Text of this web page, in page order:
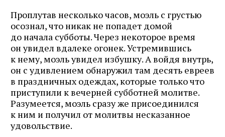
Проплутав несколько часов, моэль с грустью
осознал, что никак не попадет домой
до начала субботы. Через некоторое время
он увидел вдалеке огонек. Устремившись
к нему, моэль увидел избушку. А войдя внутрь,
он с удивлением обнаружил там десять евреев
в праздничных одеждах, которые только что
приступили к вечерней субботней молитве.
Разумеется, моэль сразу же присоединился
к ним и получил от молитвы несказанное
удовольствие.